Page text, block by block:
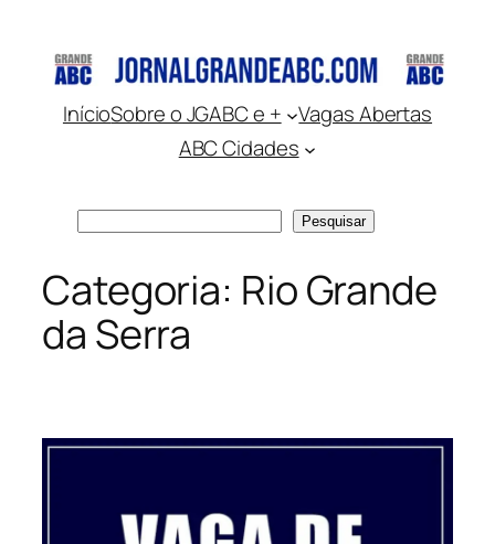
conteúdo
InícioSobre o JGABC e +
Vagas Abertas
ABC Cidades
Pesquisar
Categoria: Rio Grande
da Serra